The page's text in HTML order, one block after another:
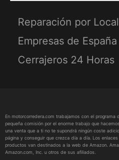
Reparación por
Empresas de España
Cerrajeros 24 Horas
En motorcorredera.com trabajamos con el
pequeña comisión por el enorme trabajo que
una venta que a ti no te supondrá ningún coste
página y conseguir que crezca día a día. Los
productos van destinados a la web de Amazon.
Amazon.com, Inc. u otros de sus afiliados.